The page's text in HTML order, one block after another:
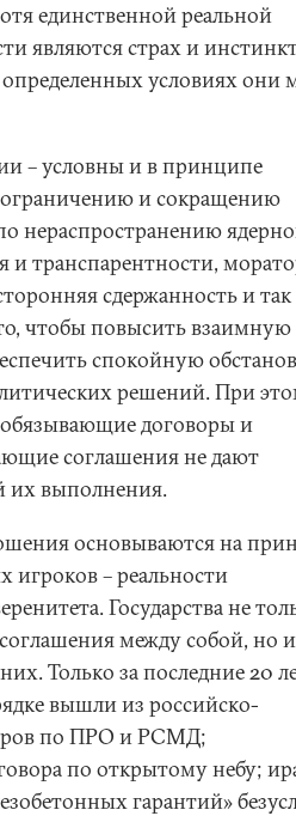
единственной реальной
являются страх и
условиях они
– условны и в принципе
и сокращению
нераспространению
и транспарентности,
сдержанность и так
чтобы повысить взаимную
спокойную
решений. При
договоры и
соглашения не дают
их выполнения.
основываются на
игроков – реальности
Государства не
между собой, но и
Только за последние 20
вышли из российско-
по ПРО и РСМД;
по открытому небу;
гарантий»